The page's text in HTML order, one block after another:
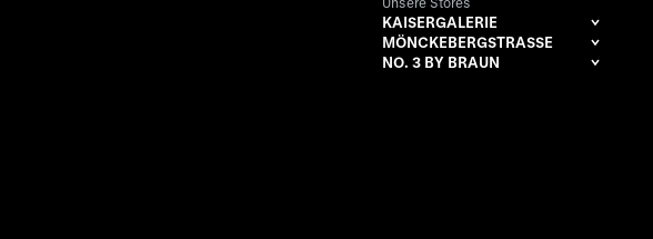
KAISERGALERIE
MÖNCKEBERGSTRASSE
NO. 3 BY BRAUN